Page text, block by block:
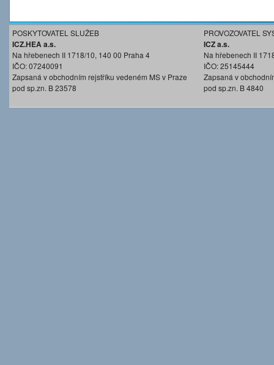
POSKYTOVATEL SLUŽEB
ICZ.HEA a.s.
Na hřebenech II 1718/10, 140 00 Praha 4
IČO: 07240091
Zapsaná v obchodním rejstříku vedeném MS v Praze
pod sp.zn. B 23578
PROVOZOVATEL
ICZ a.s.
Na hřebenech II
IČO: 25145444
Zapsaná v
pod sp.zn. B 4840